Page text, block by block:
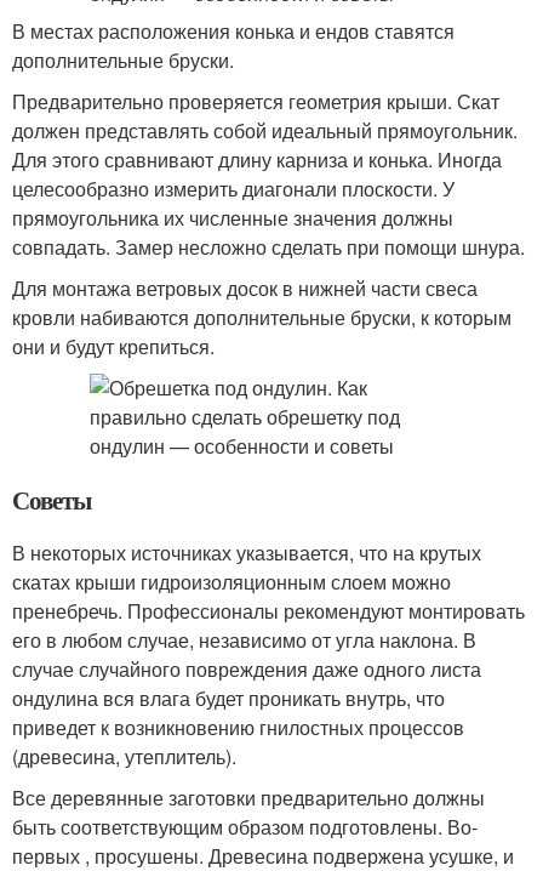
В местах расположения конька и ендов ставятся
дополнительные бруски.
Предварительно проверяется геометрия крыши. Скат
должен представлять собой идеальный прямоугольник.
Для этого сравнивают длину карниза и конька. Иногда
целесообразно измерить диагонали плоскости. У
прямоугольника их численные значения должны
совпадать. Замер несложно сделать при помощи шнура.
Для монтажа ветровых досок в нижней части свеса
кровли набиваются дополнительные бруски, к которым
они и будут крепиться.
Советы
В некоторых источниках указывается, что на крутых
скатах крыши гидроизоляционным слоем можно
пренебречь. Профессионалы рекомендуют монтировать
его в любом случае, независимо от угла наклона. В
случае случайного повреждения даже одного листа
ондулина вся влага будет проникать внутрь, что
приведет к возникновению гнилостных процессов
(древесина, утеплитель).
Все деревянные заготовки предварительно должны
быть соответствующим образом подготовлены. Во-
первых , просушены. Древесина подвержена усушке, и